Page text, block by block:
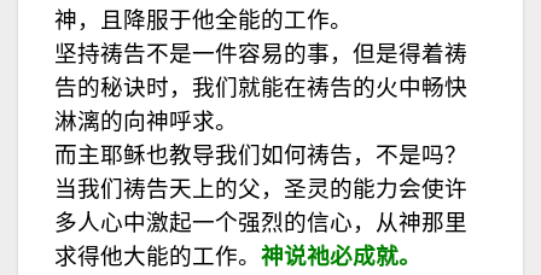
神，且降服于他全能的工作。
坚持祷告不是一件容易的事，但是得着祷
告的秘诀时，我们就能在祷告的火中畅快
淋漓的向神呼求。
而主耶稣也教导我们如何祷告，不是吗？
当我们祷告天上的父，圣灵的能力会使许
多人心中激起一个强烈的信心，从神那里
求得他大能的工作。 神说祂必成就。